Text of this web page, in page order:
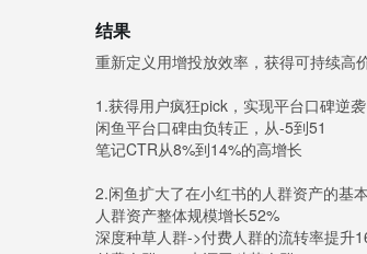
结果
重新定义用增投放效率，获得可持续高
1.获得用户疯狂pick，实现平台口碑逆袭
闲鱼平台口碑由负转正，从-5到51
笔记CTR从8%到14%的高增长
2.闲鱼扩大了在小红书的人群资产的基
人群资产整体规模增长52%
深度种草人群->付费人群的流转率提升